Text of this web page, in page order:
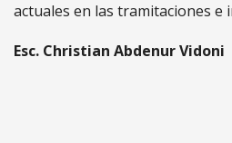
actuales en las tramitaciones e
Esc. Christian Abdenur Vidoni